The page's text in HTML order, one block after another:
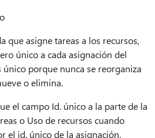
que asigne tareas a los recursos,
único a cada asignación del
único porque nunca se reorganiza
o elimina.
el campo Id. único a la parte de la
o Uso de recursos cuando
el id. único de la asignación.